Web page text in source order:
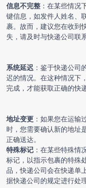
信息不完整 ：在某些情况
键信息，如发件人姓名、
裹。故而，建议您在收到
失，请及时与快递公司联系
系统延迟 ：鉴于快递公司
迟的情况。在这种情况下
完成，才能获取正确的快
地址变更 ：如果您在运输
时，您需要确认新的地址
正确送达。
特殊标记 ：在某些特殊情
标记，以指示包裹的特殊
品，快递公司会在快递单
据快递公司的规定进行处理